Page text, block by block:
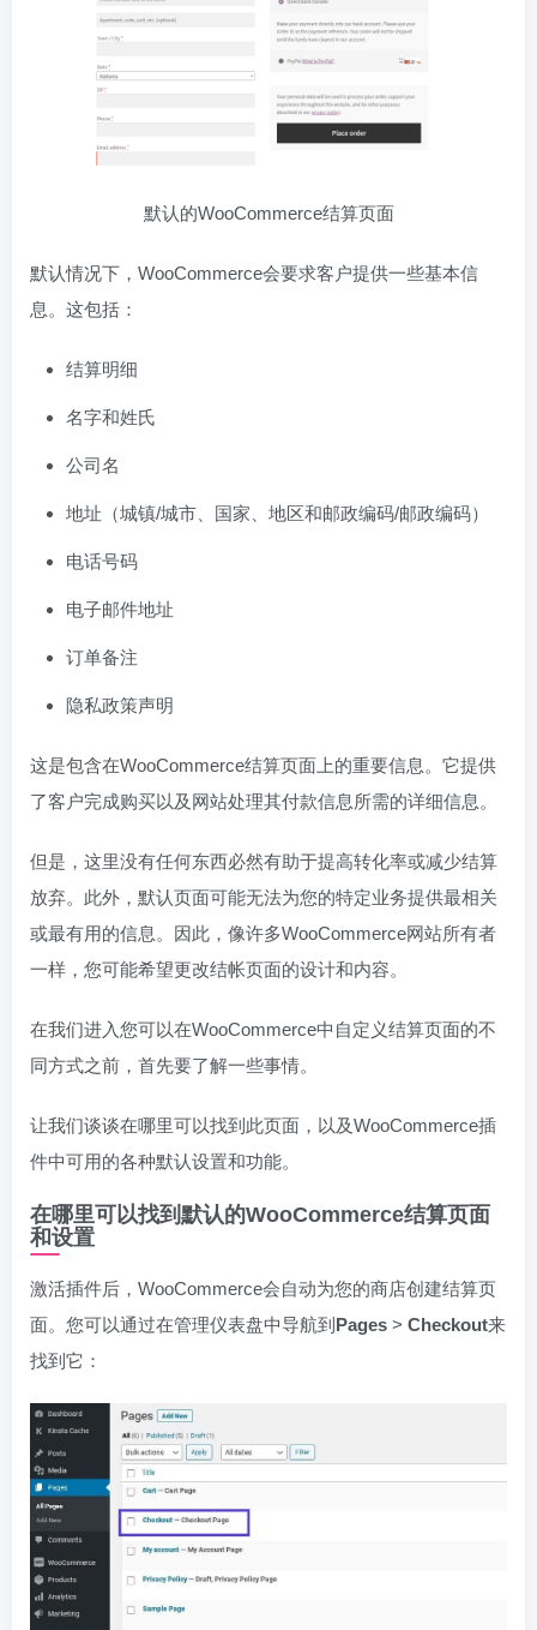
默认的WooCommerce结算页面
默认情况下，WooCommerce会要求客户提供一些基本信
息。这包括：
结算明细
名字和姓氏
公司名
地址（城镇/城市、国家、地区和邮政编码/邮政编码）
电话号码
电子邮件地址
订单备注
隐私政策声明
这是包含在WooCommerce结算页面上的重要信息。它提供
了客户完成购买以及网站处理其付款信息所需的详细信息。
但是，这里没有任何东西必然有助于提高转化率或减少结算
放弃。此外，默认页面可能无法为您的特定业务提供最相关
或最有用的信息。因此，像许多WooCommerce网站所有者
一样，您可能希望更改结帐页面的设计和内容。
在我们进入您可以在WooCommerce中自定义结算页面的不
同方式之前，首先要了解一些事情。
让我们谈谈在哪里可以找到此页面，以及WooCommerce插
件中可用的各种默认设置和功能。
在哪里可以找到默认的WooCommerce结算页面
和设置
激活插件后，WooCommerce会自动为您的商店创建结算页
面。您可以通过在管理仪表盘中导航到 Pages > Checkout来
找到它：